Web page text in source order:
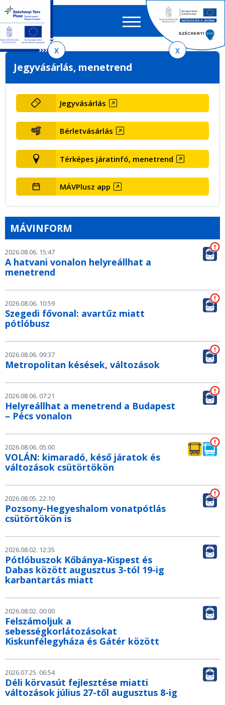
Ugrás
menetrendkeresőhöz
Ugrás
tartalomra
Ugrás
oldaltérképre
EN HU
űrlap
Jegyvásárlás, menetrend
Jegyvásárlás
Bérletvásárlás
Térképes járatinfó, menetrend
MÁVPlusz app
MÁVINFORM
2026.08.06. 15:47
A hatvani vonalon helyreállhat a
menetrend
2026.08.06. 10:59
Szegedi fővonal: avartűz miatt
pótlóbusz
2026.08.06. 09:37
Metropolitan késések, változások
2026.08.06. 07:21
Helyreállhat a menetrend a Budapest
– Pécs vonalon
2026.08.06. 05:00
VOLÁN: kimaradó, késő járatok és
változások csütörtökön
2026.08.05. 22:10
Pozsony-Hegyeshalom vonatpótlás
csütörtökön is
2026.08.02. 12:35
Pótlóbuszok Kőbánya-Kispest és
Dabas között augusztus 3-tól 19-ig
karbantartás miatt
2026.08.02. 00:00
Felszámoljuk a
sebességkorlátozásokat
Kiskunfélegyháza és Gátér között
2026.07.25. 06:54
Déli körvasút fejlesztése miatti
változások július 27-től augusztus 8-ig